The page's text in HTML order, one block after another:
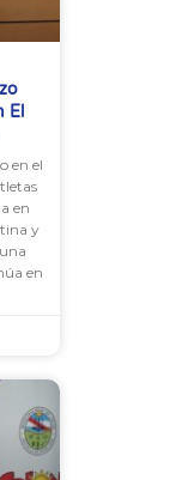
El
en el
en
y
en